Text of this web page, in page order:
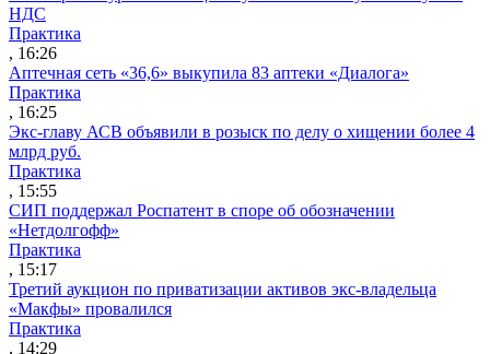
НДС
Практика
, 16:26
Аптечная сеть «36,6» выкупила 83 аптеки «Диалога»
Практика
, 16:25
Экс-главу АСВ объявили в розыск по делу о хищении более 4
млрд руб.
Практика
, 15:55
СИП поддержал Роспатент в споре об обозначении
«Нетдолгофф»
Практика
, 15:17
Третий аукцион по приватизации активов экс-владельца
«Макфы» провалился
Практика
, 14:29